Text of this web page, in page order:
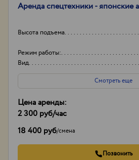
Аренда спецтехники - японские
Высота подъема
Режим работы:
Вид
Способ оплаты
Смотреть еще
Цена аренды:
2 300 руб/час
18 400 руб/смена
Позвонить